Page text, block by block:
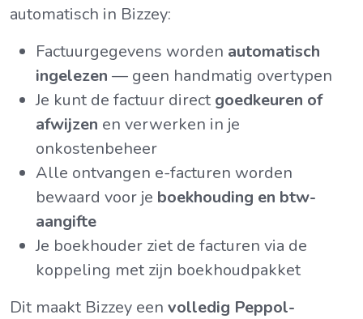
automatisch in Bizzey:
Factuurgegevens worden automatisch
ingelezen — geen handmatig overtypen
Je kunt de factuur direct goedkeuren of
afwijzen en verwerken in je
onkostenbeheer
Alle ontvangen e-facturen worden
bewaard voor je boekhouding en btw-
aangifte
Je boekhouder ziet de facturen via de
koppeling met zijn boekhoudpakket
Dit maakt Bizzey een volledig Peppol-